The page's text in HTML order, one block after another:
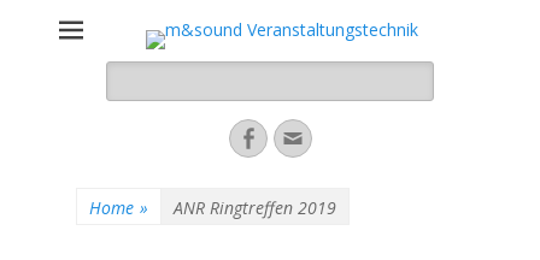
m&sound
nach:
Facebook
E-
Mail-
Home » ANR Ringtreffen 2019